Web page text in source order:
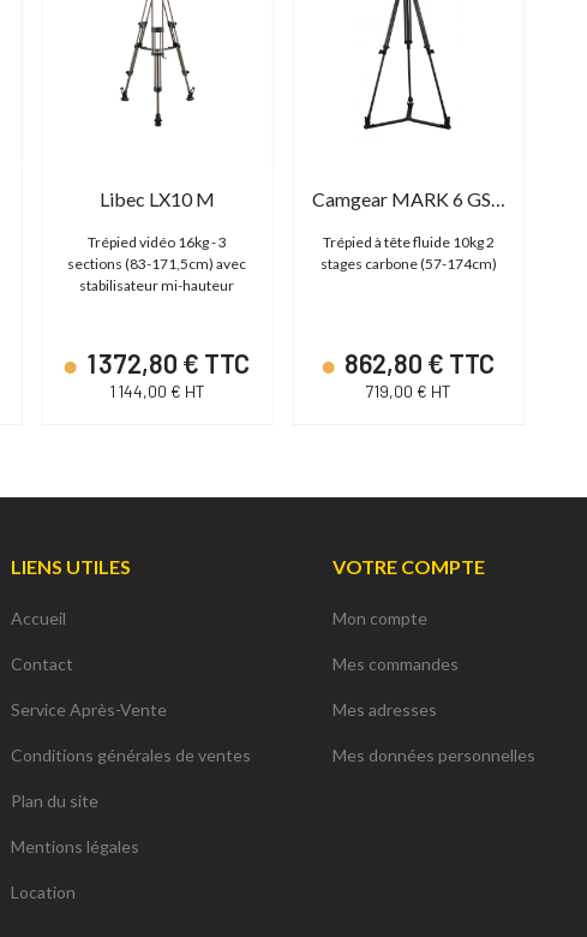
Libec LX10 M
Trépied vidéo 16kg - 3
sections (83-171,5cm) avec
stabilisateur mi-hauteur
1 372,80 € TTC
1 144,00 € HT
Camgear MARK 6 GS CF
Trépied à tête fluide 10kg 2
stages carbone (57-174cm)
862,80 € TTC
719,00 € HT
LIENS UTILES
Accueil
Contact
Service Après-Vente
Conditions générales de ventes
Plan du site
Mentions légales
Location
VOTRE COMPTE
Mon compte
Mes commandes
Mes adresses
Mes données personnelles